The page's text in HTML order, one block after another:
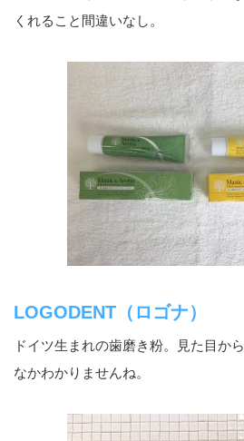
くれること間違いなし。
LOGODENT（ロゴナ）
ドイツ生まれの歯磨き粉。見た目か
なかわかりませんね。